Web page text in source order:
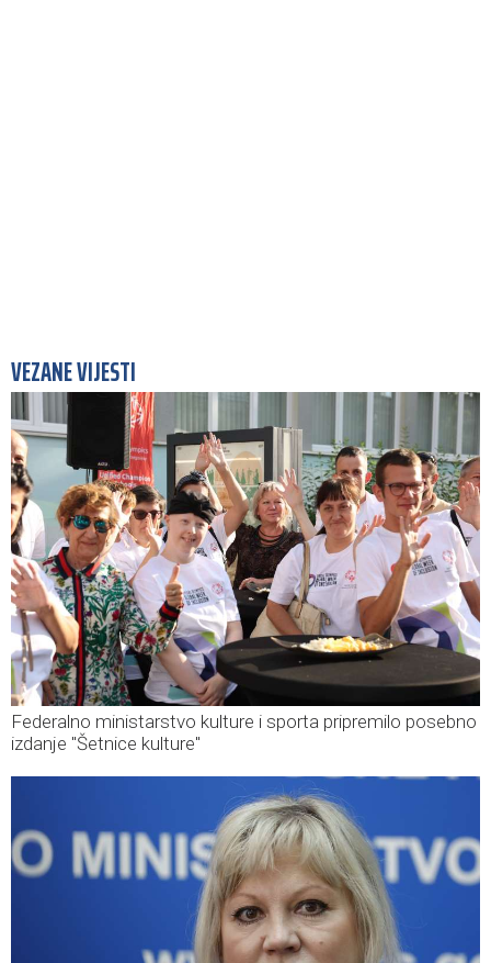
VEZANE VIJESTI
Federalno ministarstvo kulture i sporta pripremilo posebno
izdanje "Šetnice kulture"